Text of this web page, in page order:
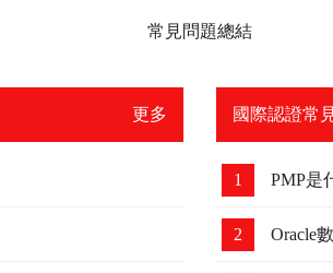
常見問題總結
更多 國際認證常
1 PMP是
2 Oracle